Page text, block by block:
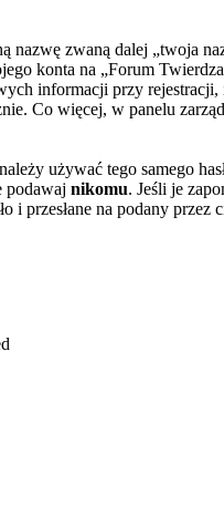
zwaną dalej „twoja
konta na „Forum
informacji przy
Co więcej, w panelu
używać tego samego
podawaj nikomu. Jeśli je
i przesłane na podany